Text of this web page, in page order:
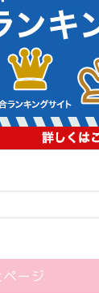
ページ